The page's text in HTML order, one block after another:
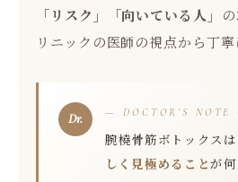
「リスク」「向いている人」
リニックの医師の視点から丁寧
— DOCTOR’S NOTE
腕橈骨筋ボトックス
しく見極めることが